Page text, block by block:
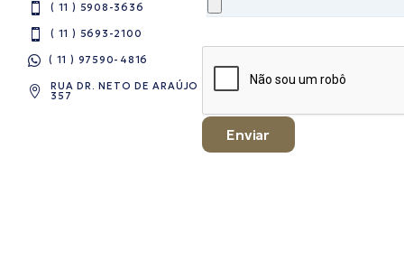
( 11 ) 5908-3636
( 11 ) 5693-2100
( 11 ) 97590-4816​
RUA DR. NETO DE ARAÚJO
357
Enviar